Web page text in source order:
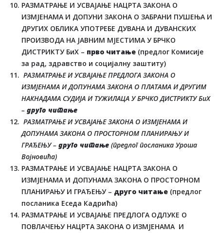
РАЗМАТРАЊЕ И УСВАЈАЊЕ НАЦРТА ЗАКОНА О
ИЗМЈЕНАМА И ДОПУНИ ЗАКОНА О ЗАБРАНИ ПУШЕЊА И
ДРУГИХ ОБЛИКА УПОТРЕБЕ ДУВАНА И ДУВАНСКИХ
ПРОИЗВОДА НА ЈАВНИМ МЈЕСТИМА У БРЧКО
ДИСТРИКТУ БиХ – прво читање (предлог Комисије
за рад, здравство и социјалну заштиту)
РАЗМАТРАЊЕ И УСВАЈАЊЕ ПРЕДЛОГА ЗАКОНА О
ИЗМЈЕНАМА И ДОПУНАМА ЗАКОНА О ПЛАТАМА И ДРУГИМ
НАКНАДАМА СУДИЈА И ТУЖИЛАЦА У БРЧКО ДИСТРИКТУ БиХ
– друго читање
РАЗМАТРАЊЕ И УСВАЈАЊЕ ЗАКОНА О ИЗМЈЕНАМА И
ДОПУНАМА ЗАКОНА О ПРОСТОРНОМ ПЛАНИРАЊУ И
ГРАЂЕЊУ – друго читање (предлог посланика Уроша
Војновића)
РАЗМАТРАЊЕ И УСВАЈАЊЕ НАЦРТА ЗАКОНА О
ИЗМЈЕНАМА И ДОПУНАМА ЗАКОНА О ПРОСТОРНОМ
ПЛАНИРАЊУ И ГРАЂЕЊУ – друго читање (предлог
посланика Еседа Кадрића)
РАЗМАТРАЊЕ И УСВАЈАЊЕ ПРЕДЛОГА ОДЛУКЕ О
ПОВЛАЧЕЊУ НАЦРТА ЗАКОНА О ИЗМЈЕНАМА И